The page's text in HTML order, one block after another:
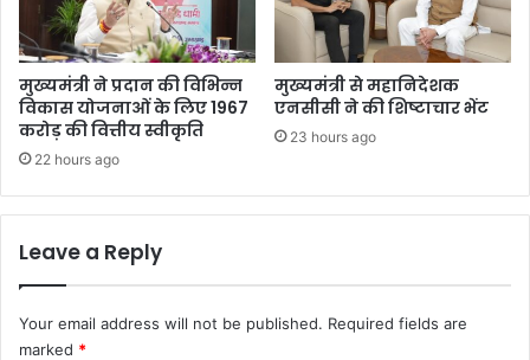
मुख्यमंत्री ने प्रदान की विभिन्न
विकास योजनाओं के लिए 1967
करोड़ की वित्तीय स्वीकृति
22 hours ago
मुख्यमंत्री से महानिदेशक
एनसीसी ने की शिष्टाचार भेंट
23 hours ago
Leave a Reply
Your email address will not be published. Required fields are
marked *